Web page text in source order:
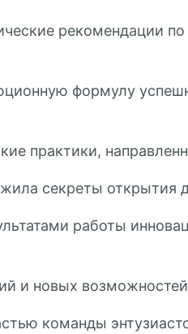
рекомендации по
формулу
практики,
секреты открытия
работы
и новых
команды